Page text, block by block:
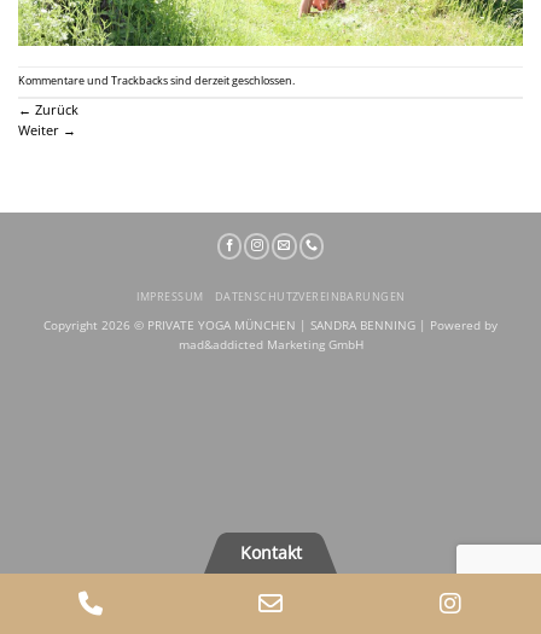
Kommentare und Trackbacks sind derzeit geschlossen.
← Zurück
Weiter →
IMPRESSUM DATENSCHUTZVEREINBARUNGEN
Copyright 2026 © PRIVATE YOGA MÜNCHEN | SANDRA BENNING | Powered by
mad&addicted Marketing GmbH
Kontakt